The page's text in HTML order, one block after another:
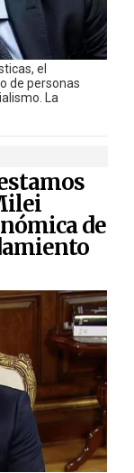
el
de personas
La
de